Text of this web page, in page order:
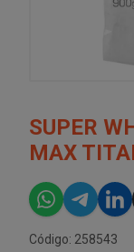
SUPER
MAX
Código: 258543